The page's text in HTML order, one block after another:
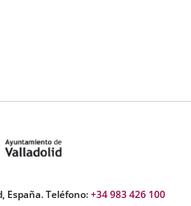
España. Teléfono:+34 983 426 100